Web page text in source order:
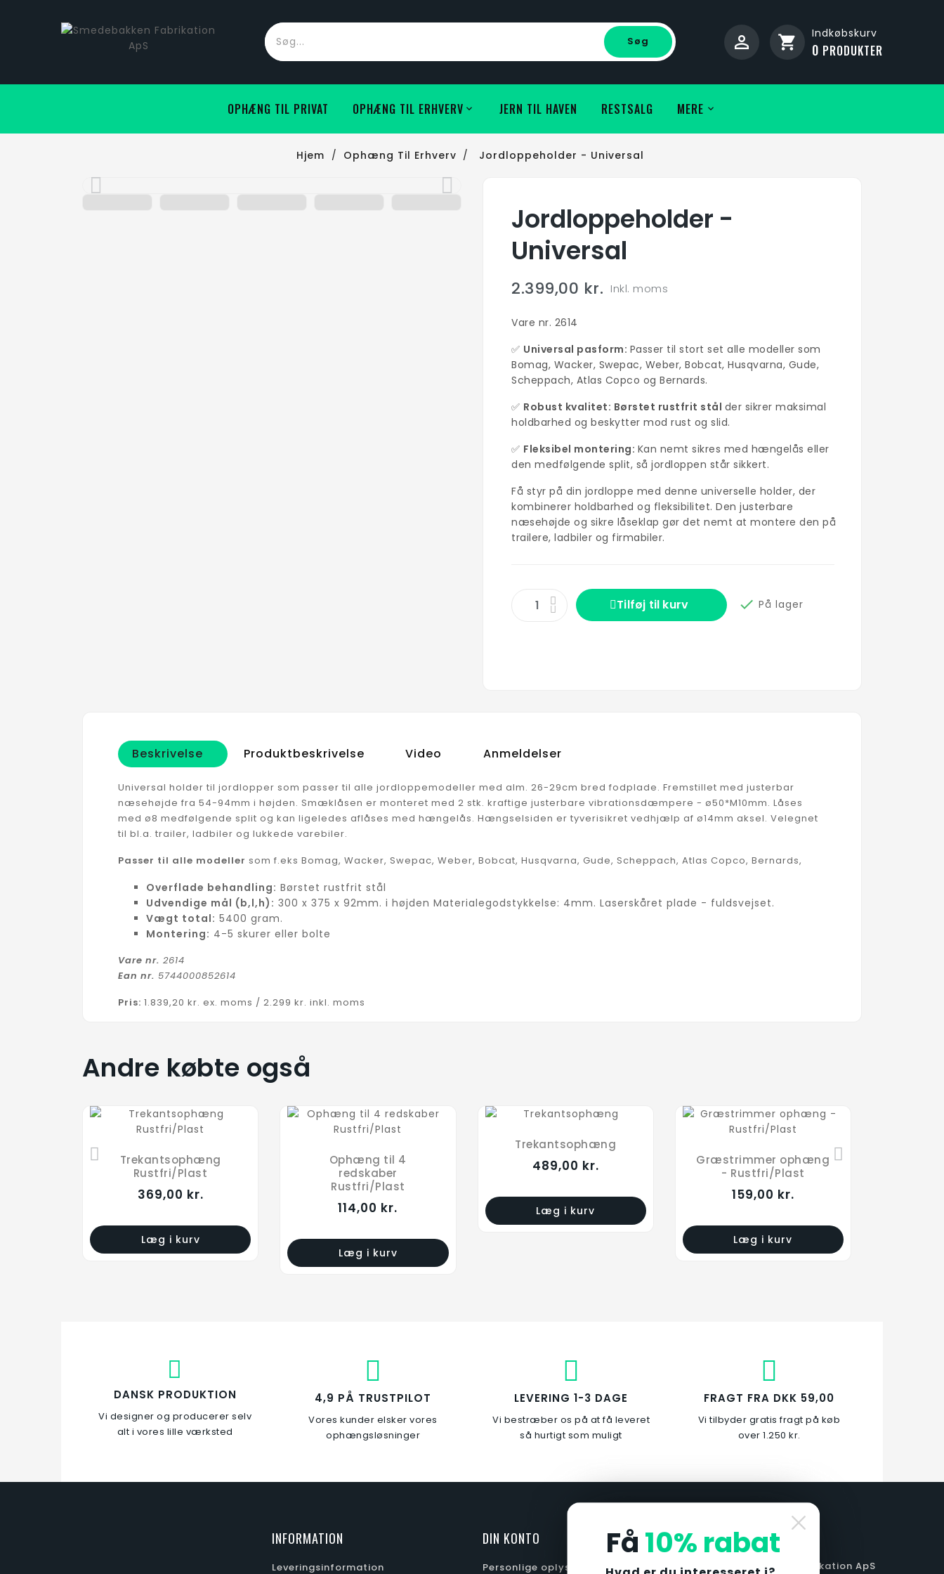
Søg shopping_cart Indkøbskurv
0 PRODUKTER
OPHÆNG TIL PRIVAT OPHÆNG TIL ERHVERV JERN TIL HAVEN RESTSALG MERE
Hjem Ophæng Til Erhverv Jordloppeholder - Universal
Jordloppeholder -
Universal
2.399,00 kr. Inkl. moms
Vare nr. 2614
✅ Universal pasform: Passer til stort set alle modeller som
Bomag, Wacker, Swepac, Weber, Bobcat, Husqvarna, Gude,
Scheppach, Atlas Copco og Bernards.
✅ Robust kvalitet: Børstet rustfrit stål der sikrer maksimal
holdbarhed og beskytter mod rust og slid.
✅ Fleksibel montering: Kan nemt sikres med hængelås eller
den medfølgende split, så jordloppen står sikkert.
Få styr på din jordloppe med denne universelle holder, der
kombinerer holdbarhed og fleksibilitet. Den justerbare
næsehøjde og sikre låseklap gør det nemt at montere den på
trailere, ladbiler og firmabiler.
Tilføj til kurv  På lager
Beskrivelse Produktbeskrivelse Video Anmeldelser
Universal holder til jordlopper som passer til alle jordloppemodeller med alm. 26-29cm bred fodplade. Fremstillet med justerbar
næsehøjde fra 54-94mm i højden. Smæklåsen er monteret med 2 stk. kraftige justerbare vibrationsdæmpere - ø50*M10mm. Låses
med ø8 medfølgende split og kan ligeledes aflåses med hængelås. Hængselsiden er tyverisikret vedhjælp af ø14mm aksel. Velegnet
til bl.a. trailer, ladbiler og lukkede varebiler.
Passer til alle modeller som f.eks Bomag, Wacker, Swepac, Weber, Bobcat, Husqvarna, Gude, Scheppach, Atlas Copco, Bernards,
Overflade behandling: Børstet rustfrit stål
Udvendige mål (b,l,h): 300 x 375 x 92mm. i højden Materialegodstykkelse: 4mm. Laserskåret plade - fuldsvejset.
Vægt total: 5400 gram.
Montering: 4-5 skurer eller bolte
Vare nr. 2614
Ean nr. 5744000852614
Pris: 1.839,20 kr. ex. moms / 2.299 kr. inkl. moms
Andre købte også
Trekantsophæng
Rustfri/Plast
369,00 kr.
Læg i kurv
Ophæng til 4
redskaber
Rustfri/Plast
114,00 kr.
Læg i kurv
Trekantsophæng
489,00 kr.
Læg i kurv
Græstrimmer ophæng
- Rustfri/Plast
159,00 kr.
Læg i kurv
Redskabsophæng
Rustfri/Plast
Rustfri/Plast
109,00 kr.
Læg i kurv
DANSK PRODUKTION
Vi designer og producerer selv
alt i vores lille værksted
4,9 PÅ TRUSTPILOT
Vores kunder elsker vores
ophængsløsninger
LEVERING 1-3 DAGE
Vi bestræber os på at få leveret
så hurtigt som muligt
FRAGT FRA DKK 59,00
Vi tilbyder gratis fragt på køb
over 1.250 kr.
INFORMATION
Leveringsinformation
DIN KONTO
Personlige oplysninger
BUTIKSINFORMATIONER

Smedebakken Fabrikation ApS
Få 10% rabat